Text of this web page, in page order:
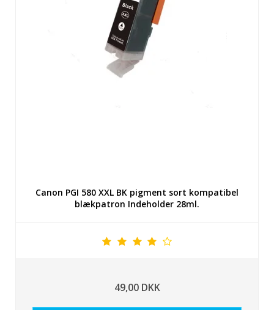
Canon PGI 580 XXL BK pigment sort kompatibel
blækpatron Indeholder 28ml.
49,00 DKK